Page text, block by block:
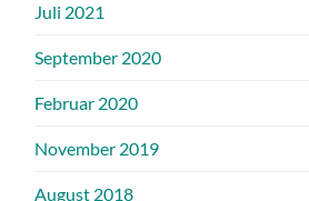
Juli 2021
September 2020
Februar 2020
November 2019
August 2018